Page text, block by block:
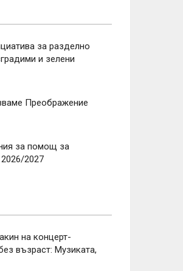
за разделно
и зелени
Преображение
за помощ за
2027
на концерт-
възраст: Музиката,